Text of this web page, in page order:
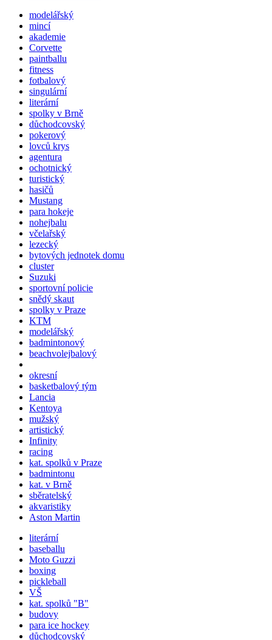
modelářský
mincí
akademie
Corvette
paintballu
fitness
fotbalový
singulární
literární
spolky v Brně
důchodcovský
pokerový
lovců krys
agentura
ochotnický
turistický
hasičů
Mustang
para hokeje
nohejbalu
včelařský
lezecký
bytových jednotek domu
cluster
Suzuki
sportovní policie
snědý skaut
spolky v Praze
KTM
modelářský
badmintonový
beachvolejbalový
okresní
basketbalový tým
Lancia
Kentoya
mužský
artistický
Infinity
racing
kat. spolků v Praze
badmintonu
kat. v Brně
sběratelský
akvaristiky
Aston Martin
literární
baseballu
Moto Guzzi
boxing
pickleball
VŠ
kat. spolků "B"
budovy
para ice hockey
důchodcovský